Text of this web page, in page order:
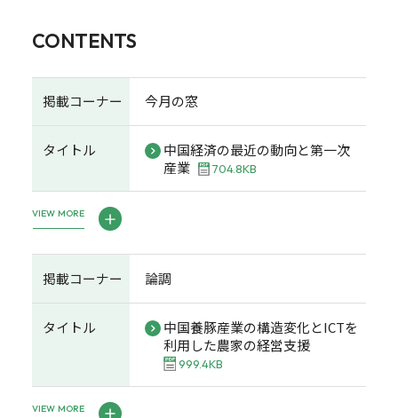
CONTENTS
掲載コーナー 今月の窓
タイトル
中国経済の最近の動向と第一次
産業
704.8KB
VIEW MORE
掲載コーナー 論調
タイトル
中国養豚産業の構造変化とICTを
利用した農家の経営支援
999.4KB
VIEW MORE